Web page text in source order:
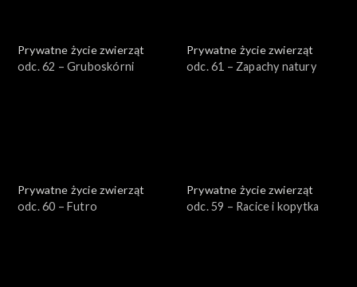
Prywatne życie zwierząt
odc. 62 – Gruboskórni
Prywatne życie zwierząt
odc. 61 – Zapachy natury
Prywatne życie zwierząt
odc. 60 – Futro
Prywatne życie zwierząt
odc. 59 – Racice i kopytka